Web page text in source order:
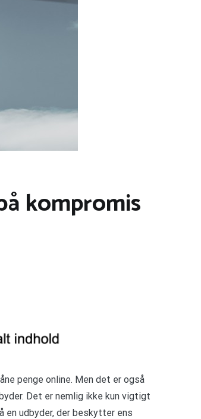
kompromis
penge online. Men det er også
Det er nemlig ikke kun vigtigt
en udbyder, der beskytter ens